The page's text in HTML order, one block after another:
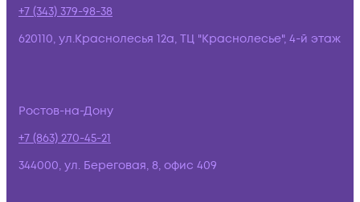
+7 (343) 379-98-38
620110, ул.Краснолесья 12а, ТЦ "Краснолесье", 4-й этаж
Ростов-на-Дону
+7 (863) 270-45-21
344000, ул. Береговая, 8, офис 409